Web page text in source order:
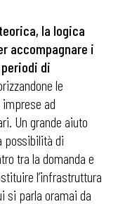
la logica
accompagnare i
di
le
ad
Un grande aiuto
possibilità di
tra la domanda e
l’infrastruttura
si parla oramai da